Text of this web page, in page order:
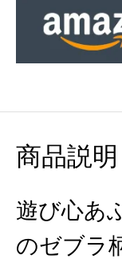
商品説明
遊び心あ
のゼブラ